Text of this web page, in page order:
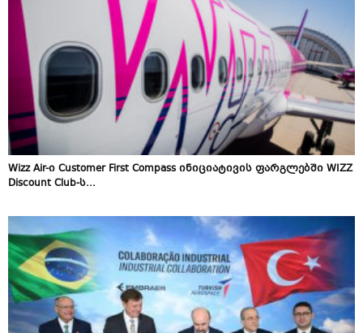
Wizz Air-ი Customer First Compass ინიციატივის ფარგლებში WIZZ
Discount Club-ს...